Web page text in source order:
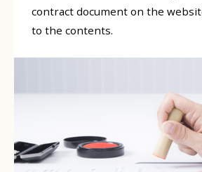
contract document on the
to the contents.